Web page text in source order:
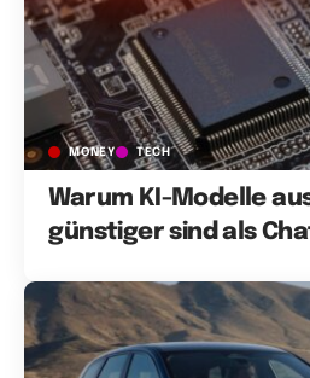
MONEY TECH
Warum KI-Modelle
günstiger sind als